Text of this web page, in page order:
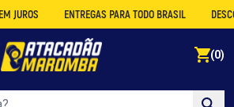
ENTREGAS PARA TODO BRASIL DESCONTO
(0)